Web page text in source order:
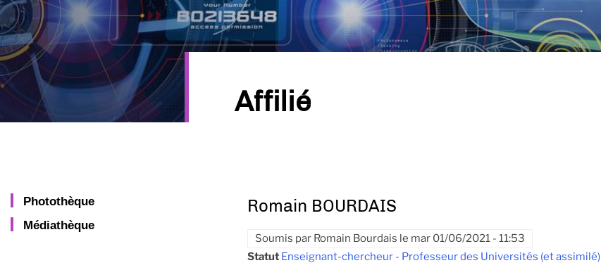
Affilié
Photothèque
Médiathèque
Romain BOURDAIS
Soumis par Romain Bourdais le mar 01/06/2021 - 11:53
Statut Enseignant-chercheur - Professeur des Universités (et assimilé)